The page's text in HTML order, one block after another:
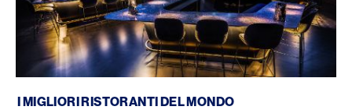
I MIGLIORI RISTORANTI DEL MONDO